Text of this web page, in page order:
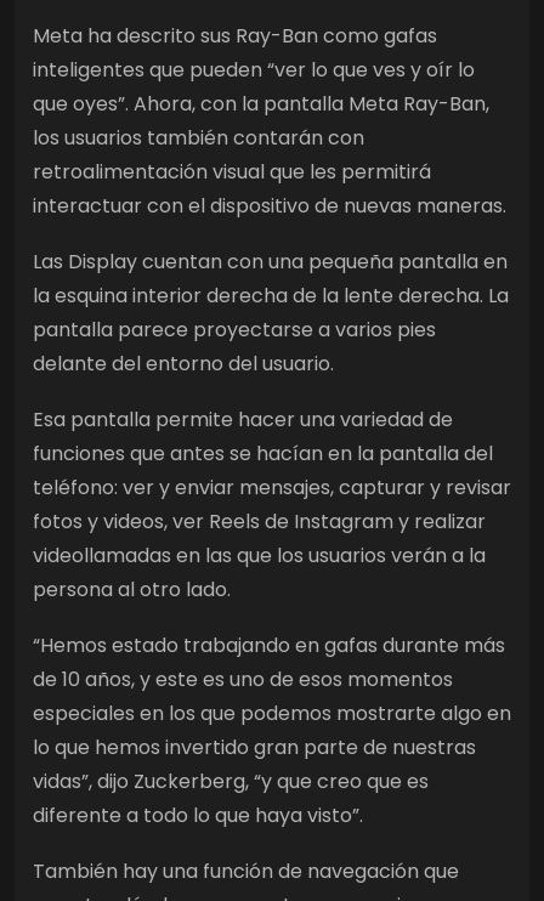
Meta ha descrito sus Ray-Ban como gafas
inteligentes que pueden “ver lo que ves y oír lo
que oyes”. Ahora, con la pantalla Meta Ray-Ban,
los usuarios también contarán con
retroalimentación visual que les permitirá
interactuar con el dispositivo de nuevas maneras.
Las Display cuentan con una pequeña pantalla en
la esquina interior derecha de la lente derecha. La
pantalla parece proyectarse a varios pies
delante del entorno del usuario.
Esa pantalla permite hacer una variedad de
funciones que antes se hacían en la pantalla del
teléfono: ver y enviar mensajes, capturar y revisar
fotos y videos, ver Reels de Instagram y realizar
videollamadas en las que los usuarios verán a la
persona al otro lado.
“Hemos estado trabajando en gafas durante más
de 10 años, y este es uno de esos momentos
especiales en los que podemos mostrarte algo en
lo que hemos invertido gran parte de nuestras
vidas”, dijo Zuckerberg, “y que creo que es
diferente a todo lo que haya visto”.
También hay una función de navegación que